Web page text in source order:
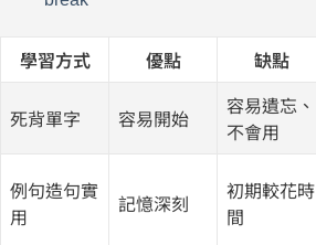
學習方式 優點 缺點
死背單字 容易開始
容易遺忘、
不會用
例句造句實
用
記憶深刻
初期較花時
間